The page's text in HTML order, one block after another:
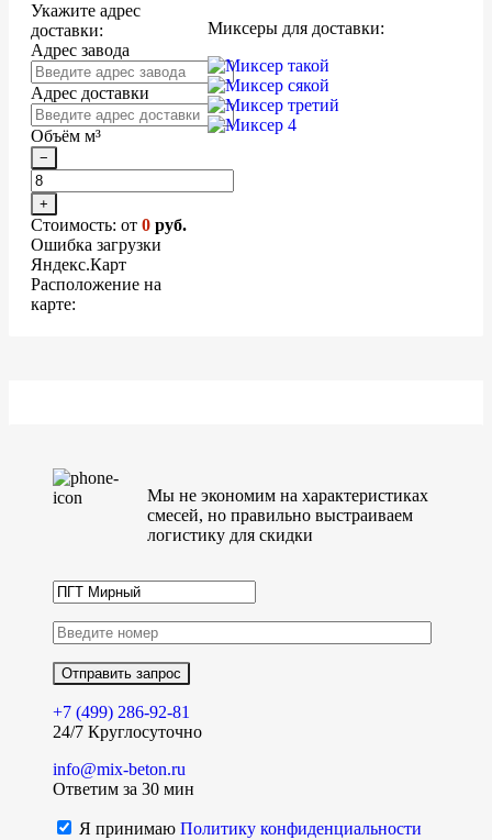
Укажите адрес
доставки:
Адрес завода
Адрес доставки
Объём м³
−
+
Стоимость: от 0 руб.
Ошибка загрузки
Яндекс.Карт
Расположение на
карте:
Миксеры для доставки:
Мы не экономим на характеристиках
смесей, но правильно выстраиваем
логистику для скидки
+7 (499) 286-92-81
24/7 Круглосуточно
info@mix-beton.ru
Ответим за 30 мин
Я принимаю Политику конфиденциальности